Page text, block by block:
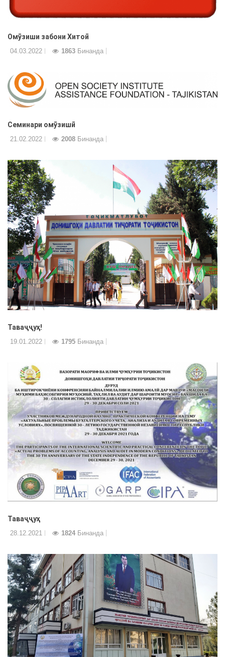
Омӯзиши забони Хитоӣ
04.03.2022 1863 Бинанда
Семинари омӯзишӣ
21.02.2022 2008 Бинанда
Таваҷҷуҳ!
19.01.2022 1795 Бинанда
Таваҷҷуҳ
28.12.2021 1824 Бинанда